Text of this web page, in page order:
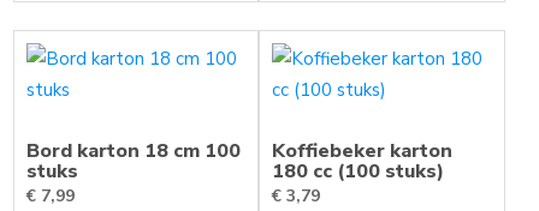
Bord karton 18 cm 100
stuks
€ 7,99
Koffiebeker karton
180 cc (100 stuks)
€ 3,79